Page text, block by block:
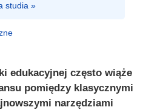
studia »
edukacyjnej często wiąże
pomiędzy klasycznymi
narzędziami